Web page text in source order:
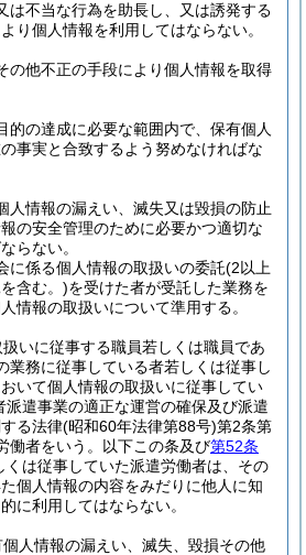
は不当な行為を助長し、又は誘発する
り個人情報を利用してはならない。
の他不正の手段により個人情報を取得
的の達成に必要な範囲内で、保有個人
事実と合致するよう努めなければな
人情報の漏えい、滅失又は毀損の防止
の安全管理のために必要かつ適切な
らない。
に係る個人情報の取扱いの委託(2以上
含む。)を受けた者が受託した業務を
情報の取扱いについて準用する。
いに従事する職員若しくは職員であ
業務に従事している者若しくは従事し
いて個人情報の取扱いに従事してい
派遣事業の適正な運営の確保及び派遣
る法律(昭和60年法律第88号)第2条第
働者をいう。以下この条及び第52条
くは従事していた派遣労働者は、その
個人情報の内容をみだりに他人に知
に利用してはならない。
人情報の漏えい、滅失、毀損その他